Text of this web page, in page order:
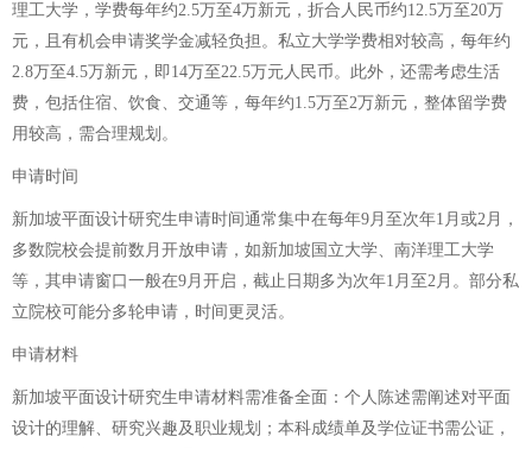
理工大学，学费每年约2.5万至4万新元，折合人民币约12.5万至20万
元，且有机会申请奖学金减轻负担。私立大学学费相对较高，每年约
2.8万至4.5万新元，即14万至22.5万元人民币。此外，还需考虑生活
费，包括住宿、饮食、交通等，每年约1.5万至2万新元，整体留学费
用较高，需合理规划。
申请时间
新加坡平面设计研究生申请时间通常集中在每年9月至次年1月或2月，
多数院校会提前数月开放申请，如新加坡国立大学、南洋理工大学
等，其申请窗口一般在9月开启，截止日期多为次年1月至2月。部分私
立院校可能分多轮申请，时间更灵活。
申请材料
新加坡平面设计研究生申请材料需准备全面：个人陈述需阐述对平面
设计的理解、研究兴趣及职业规划；本科成绩单及学位证书需公证，